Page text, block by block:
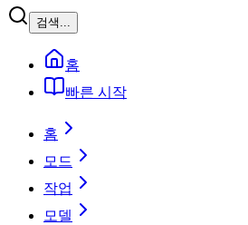
검색...
홈
빠른 시작
홈
모드
작업
모델